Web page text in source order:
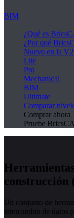
BIM
¿Qué es
¿Por qué
Nuevo en la
Lite
Pro
Mechanical
BIM
Ultimate
Comparar
Comprar ahora
Pruebe
construcción
Un conjunto de
intercambio de datos